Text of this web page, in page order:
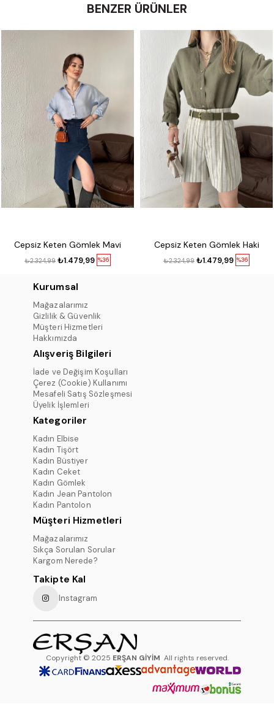
BENZER ÜRÜNLER
Cepsiz Keten Gömlek Mavi
%36
₺1.479,99
₺2.324,99
Cepsiz Keten Gömlek Haki
%36
₺1.479,99
₺2.324,99
Kurumsal
Mağazalarımız
Gizlilik & Güvenlik
Müşteri Hizmetleri
Hakkımızda
Alışveriş Bilgileri
İade ve Değişim Koşulları
Çerez (Cookie) Kullanımı
Mesafeli Satış Sözleşmesi
Üyelik İşlemleri
Kategoriler
Kadın Elbise
Kadın Tişört
Kadın Büstiyer
Kadın Ceket
Kadın Gömlek
Kadın Jean Pantolon
Kadın Pantolon
Müşteri Hizmetleri
Mağazalarımız
Sıkça Sorulan Sorular
Kargom Nerede?
Takipte Kal
Instagram
Copyright © 2025 ERŞAN GİYİM All rights reserved.